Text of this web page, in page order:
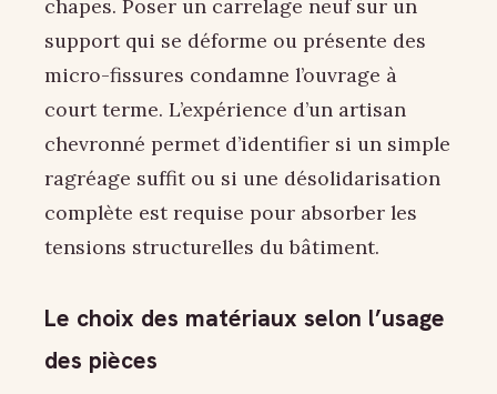
chapes. Poser un carrelage neuf sur un
support qui se déforme ou présente des
micro-fissures condamne l’ouvrage à
court terme. L’expérience d’un artisan
chevronné permet d’identifier si un simple
ragréage suffit ou si une désolidarisation
complète est requise pour absorber les
tensions structurelles du bâtiment.
Le choix des matériaux selon l’usage
des pièces